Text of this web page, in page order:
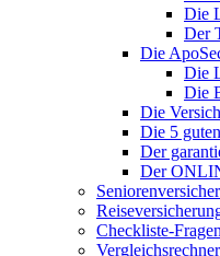
Die
Der
Die
Die
Die
Die
Die 5
Der
Der
Checkliste-
Vergleichsrechner